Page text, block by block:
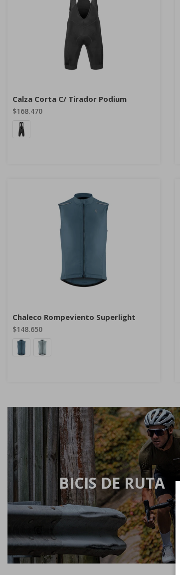
Calza Corta C/ Tirador Podium
$168.470
Chaleco Rompeviento Superlight
$148.650
BICIS DE RUTA